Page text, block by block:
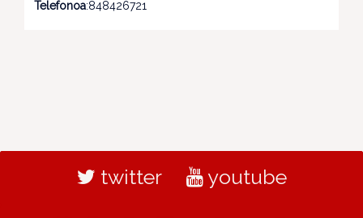
Telefonoa:848426721
twitter youtube